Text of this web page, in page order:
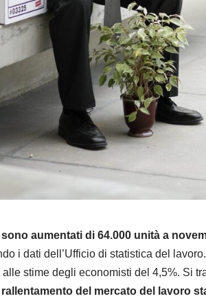
aumentati di 64.000 unità a
i dati dell’Ufficio di statistica del
alle stime degli economisti del 4,5%. Si
rallentamento del mercato del lavoro